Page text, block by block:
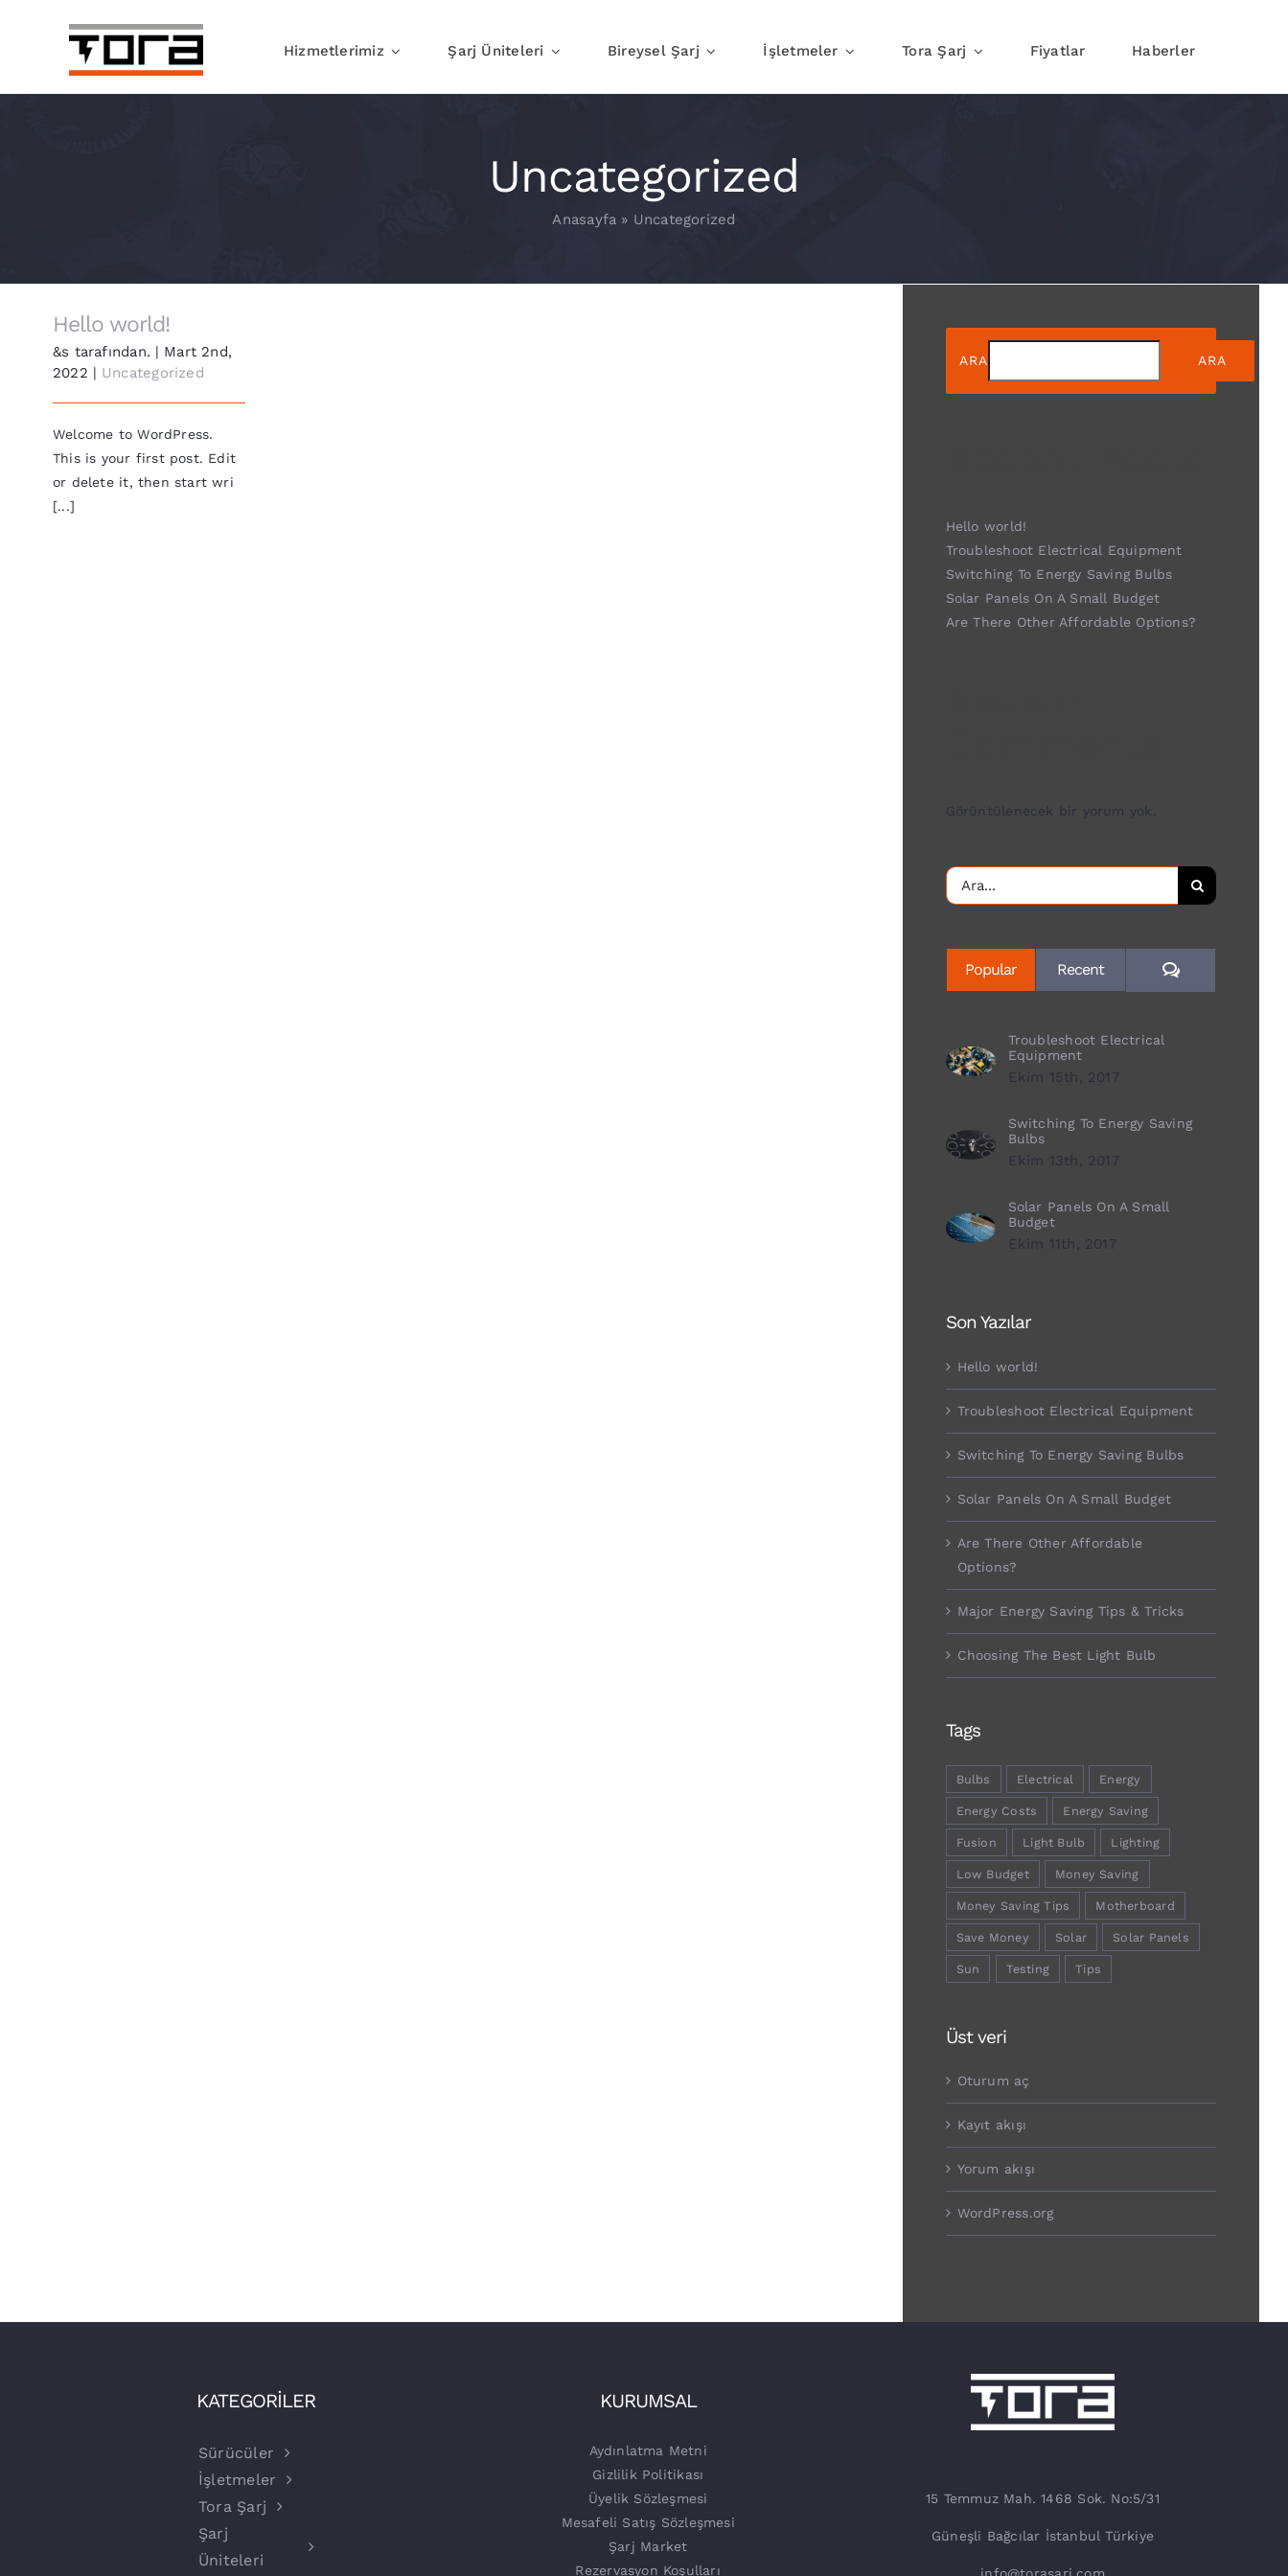
Hizmetlerimiz Şarj Üniteleri Bireysel Şarj İşletmeler Tora Şarj Fiyatlar Haberler
Uncategorized
Anasayfa » Uncategorized
Hello world!
&s tarafından. | Mart 2nd,
2022 | Uncategorized
Welcome to WordPress.
This is your first post. Edit
or delete it, then start wri
[...]
ARA ARA
Hello world!
Troubleshoot Electrical Equipment
Switching To Energy Saving Bulbs
Solar Panels On A Small Budget
Are There Other Affordable Options?
Görüntülenecek bir yorum yok.
Ara:
Popular Recent Yorum
Troubleshoot Electrical
Equipment
Ekim 15th, 2017
Switching To Energy Saving
Bulbs
Ekim 13th, 2017
Solar Panels On A Small
Budget
Ekim 11th, 2017
Son Yazılar
Hello world!
Troubleshoot Electrical Equipment
Switching To Energy Saving Bulbs
Solar Panels On A Small Budget
Are There Other Affordable
Options?
Major Energy Saving Tips & Tricks
Choosing The Best Light Bulb
Tags
Bulbs Electrical Energy
Energy Costs Energy Saving
Fusion Light Bulb Lighting
Low Budget Money Saving
Money Saving Tips Motherboard
Save Money Solar Solar Panels
Sun Testing Tips
Üst veri
Oturum aç
Kayıt akışı
Yorum akışı
WordPress.org
KATEGORİLER
Sürücüler
İşletmeler
Tora Şarj
Şarj
Üniteleri
KURUMSAL
Aydınlatma Metni
Gizlilik Politikası
Üyelik Sözleşmesi
Mesafeli Satış Sözleşmesi
Şarj Market
Rezervasyon Koşulları
15 Temmuz Mah. 1468 Sok. No:5/31
Güneşli Bağcılar İstanbul Türkiye